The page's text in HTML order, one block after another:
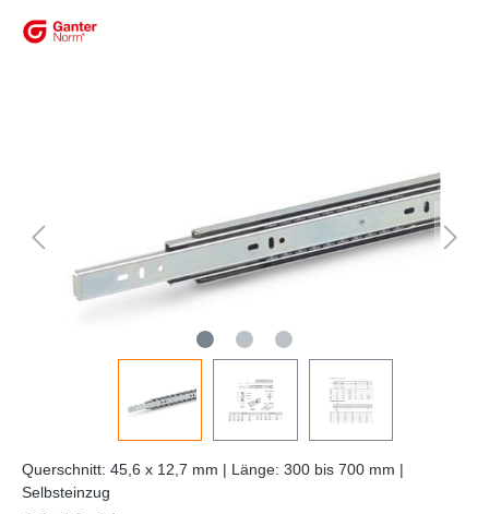
Querschnitt: 45,6 x 12,7 mm | Länge: 300 bis 700 mm |
Selbsteinzug